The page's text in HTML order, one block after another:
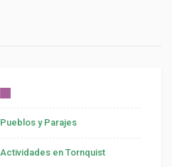
Pueblos y Parajes
Actividades en Tornquist